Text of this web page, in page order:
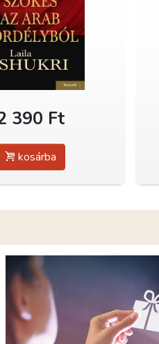
390 Ft
kosárba